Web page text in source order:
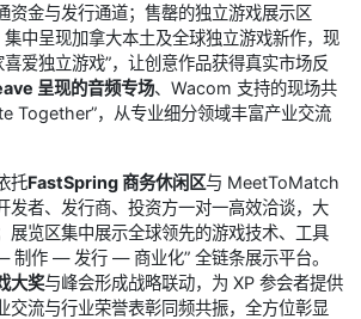
资金与发行通道；售罄的独立游戏展示区
中呈现加拿大本土及全球独立游戏新作，现
爱独立游戏”，让创意作品获得真实市场反
呈现的音频专场、Wacom 支持的现场共
Together”，从专业细分领域丰富产业交流
托FastSpring 商务休闲区与 MeetToMatch
发者、发行商、投资方一对一高效洽谈，大
展览区集中展示全球领先的游戏技术、工具
制作 — 发行 — 商业化” 全链条展示平台。
大奖与峰会形成战略联动，为 XP 参会者提供
交流与行业荣誉表彰同频共振，全方位彰显